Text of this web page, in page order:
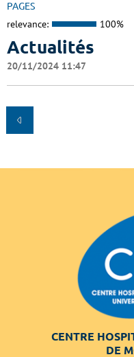
PAGES
relevance: 100%
Actualités
20/11/2024 11:47
CENTRE
DE